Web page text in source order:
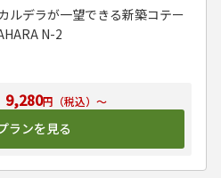
9,280円（税込）～
ランを見る
ルデラが一望できる新築コテー
N-2